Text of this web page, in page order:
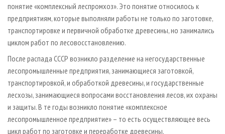
понятие «комплексный леспромхоз». Это понятие относилось к
предприятиям, которые выполняли работы не только по заготовке,
транспортировке и первичной обработке древесины, но занимались
циклом работ по лесовосстановлению.
После распада СССР возникло разделение на негосударственные
лесопромышленные предприятия, занимающиеся заготовкой,
транспортировкой, и обработкой древесины, и государственные
лесхозы, занимающиеся вопросами восстановления лесов, их охраны
и защиты. В те годы возникло понятие «комплексное
лесопромышленное предприятие» – то есть осуществляющее весь
цикл работ по заготовке и переработке древесины.